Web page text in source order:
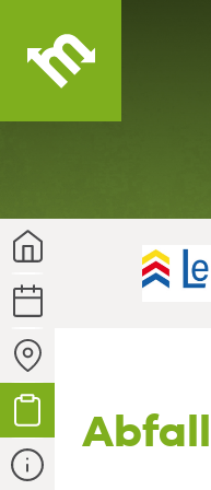
Ihre
Gemeinde
Kalender
Sammelstellen
Abfallarten
Kontakt
und
Abfall